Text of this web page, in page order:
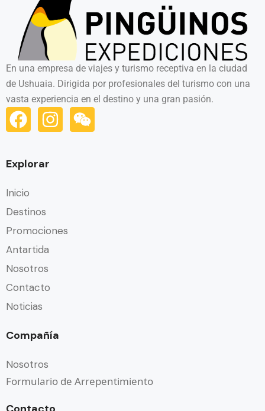
En una empresa de viajes y turismo receptiva en la ciudad
de Ushuaia. Dirigida por profesionales del turismo con una
vasta experiencia en el destino y una gran pasión.
Explorar
Inicio
Destinos
Promociones
Antartida
Nosotros
Contacto
Noticias
Compañía
Nosotros
Formulario de Arrepentimiento